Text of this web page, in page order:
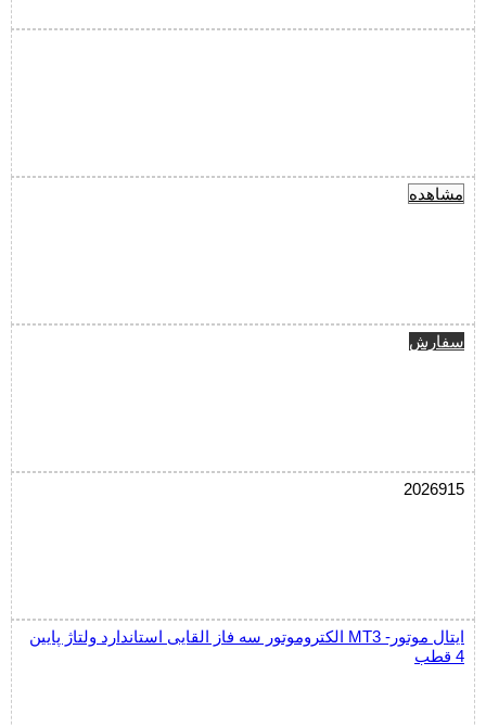
مشاهده
سفارش
2026915
الکتروموتور سه فاز القایی استاندارد ولتاژ پایین MT3 ایتال موتور-
4 قطب